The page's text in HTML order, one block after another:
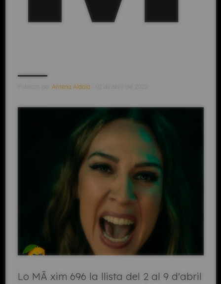
Antena Aldaia
Lo MÃ xim 696 la llista del 2 al 9 d'abril